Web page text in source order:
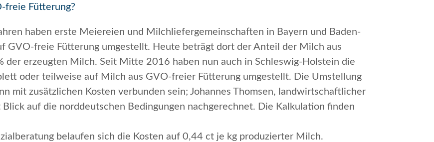
freie Fütterung?
haben erste Meiereien und Milchliefergemeinschaften in Bayern und Baden-
GVO-freie Fütterung umgestellt. Heute beträgt dort der Anteil der Milch aus
der erzeugten Milch. Seit Mitte 2016 haben nun auch in Schleswig-Holstein die
oder teilweise auf Milch aus GVO-freier Fütterung umgestellt. Die Umstellung
mit zusätzlichen Kosten verbunden sein; Johannes Thomsen, landwirtschaftlicher
auf die norddeutschen Bedingungen nachgerechnet. Die Kalkulation finden
belaufen sich die Kosten auf 0,44 ct je kg produzierter Milch.